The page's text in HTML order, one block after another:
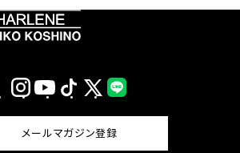
InstagramYouTubeTikTok X
(Twitter)
メールマガジン登録